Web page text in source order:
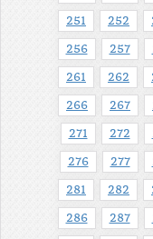
251 252
256 257
261 262
266 267
271 272
276 277
281 282
286 287